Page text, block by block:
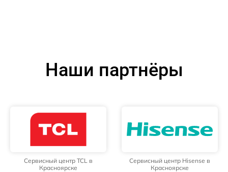
Наши партнёры
Сервисный центр TCL в
Красноярске
Сервисный центр Hisense в
Красноярске